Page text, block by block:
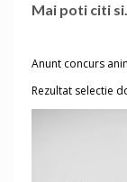
Mai poti citi
Anunt concurs
Rezultat selectie